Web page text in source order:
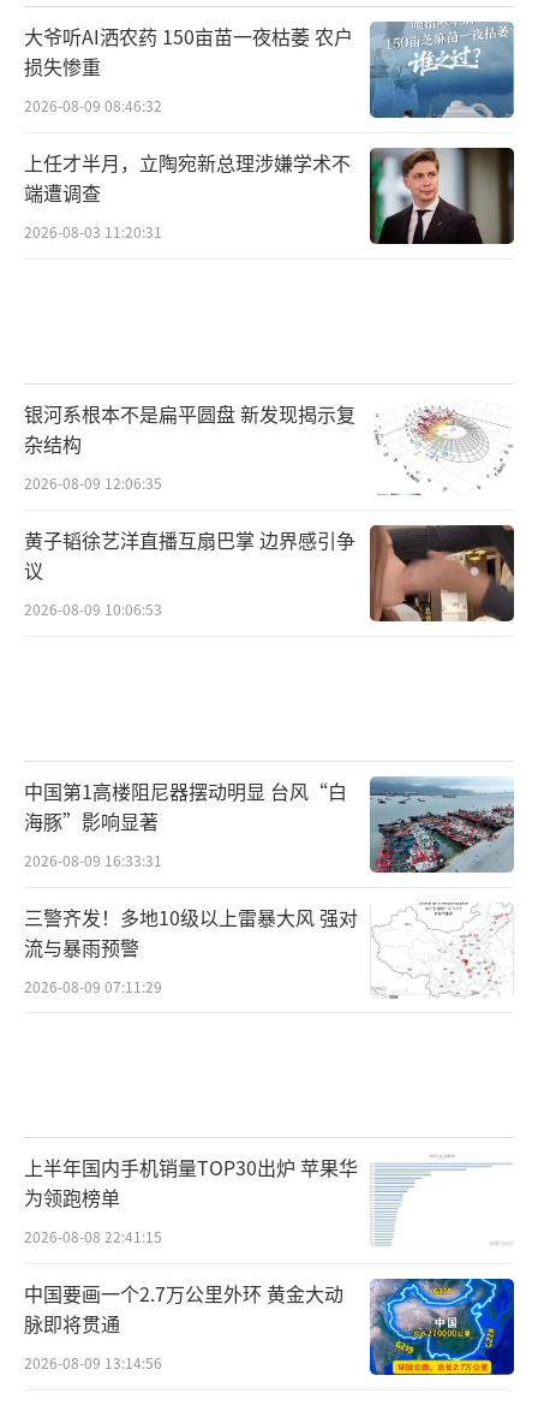
大爷听AI洒农药 150亩苗一夜枯萎 农户
损失惨重
2026-08-09 08:46:32
上任才半月，立陶宛新总理涉嫌学术不
端遭调查
2026-08-03 11:20:31
银河系根本不是扁平圆盘 新发现揭示复
杂结构
2026-08-09 12:06:35
黄子韬徐艺洋直播互扇巴掌 边界感引争
议
2026-08-09 10:06:53
中国第1高楼阻尼器摆动明显 台风“白
海豚”影响显著
2026-08-09 16:33:31
三警齐发！多地10级以上雷暴大风 强对
流与暴雨预警
2026-08-09 07:11:29
上半年国内手机销量TOP30出炉 苹果华
为领跑榜单
2026-08-08 22:41:15
中国要画一个2.7万公里外环 黄金大动
脉即将贯通
2026-08-09 13:14:56